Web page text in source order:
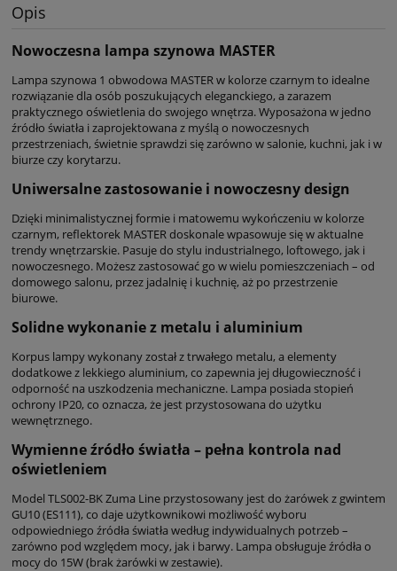
Opis
Nowoczesna lampa szynowa MASTER
Lampa szynowa 1 obwodowa MASTER w kolorze czarnym to idealne
rozwiązanie dla osób poszukujących eleganckiego, a zarazem
praktycznego oświetlenia do swojego wnętrza. Wyposażona w jedno
źródło światła i zaprojektowana z myślą o nowoczesnych
przestrzeniach, świetnie sprawdzi się zarówno w salonie, kuchni, jak i w
biurze czy korytarzu.
Uniwersalne zastosowanie i nowoczesny design
Dzięki minimalistycznej formie i matowemu wykończeniu w kolorze
czarnym, reflektorek MASTER doskonale wpasowuje się w aktualne
trendy wnętrzarskie. Pasuje do stylu industrialnego, loftowego, jak i
nowoczesnego. Możesz zastosować go w wielu pomieszczeniach – od
domowego salonu, przez jadalnię i kuchnię, aż po przestrzenie
biurowe.
Solidne wykonanie z metalu i aluminium
Korpus lampy wykonany został z trwałego metalu, a elementy
dodatkowe z lekkiego aluminium, co zapewnia jej długowieczność i
odporność na uszkodzenia mechaniczne. Lampa posiada stopień
ochrony IP20, co oznacza, że jest przystosowana do użytku
wewnętrznego.
Wymienne źródło światła – pełna kontrola nad
oświetleniem
Model TLS002-BK Zuma Line przystosowany jest do żarówek z gwintem
GU10 (ES111), co daje użytkownikowi możliwość wyboru
odpowiedniego źródła światła według indywidualnych potrzeb –
zarówno pod względem mocy, jak i barwy. Lampa obsługuje źródła o
mocy do 15W (brak żarówki w zestawie).